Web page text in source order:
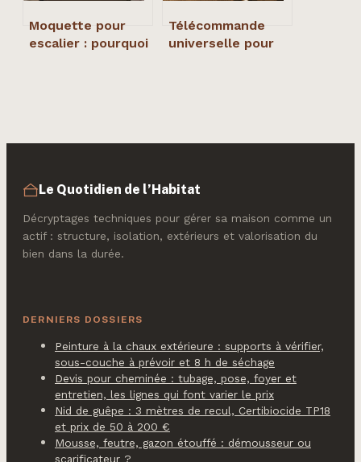
Moquette pour
escalier : pourquoi
Télécommande
universelle pour
Le Quotidien de l’Habitat
Décryptages techniques pour gérer sa maison comme un
actif : structure, isolation, extérieurs et valorisation du
bien dans la durée.
DERNIERS DOSSIERS
Peinture à la chaux extérieure : supports à vérifier,
sous-couche à prévoir et 8 h de séchage
Devis pour cheminée : tubage, pose, foyer et
entretien, les lignes qui font varier le prix
Nid de guêpe : 3 mètres de recul, Certibiocide TP18
et prix de 50 à 200 €
Mousse, feutre, gazon étouffé : démousseur ou
scarificateur ?